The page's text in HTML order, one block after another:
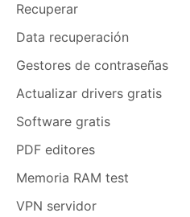
Recuperar
Data recuperación
Gestores de contraseñas
Actualizar drivers gratis
Software gratis
PDF editores
Memoria RAM test
VPN servidor